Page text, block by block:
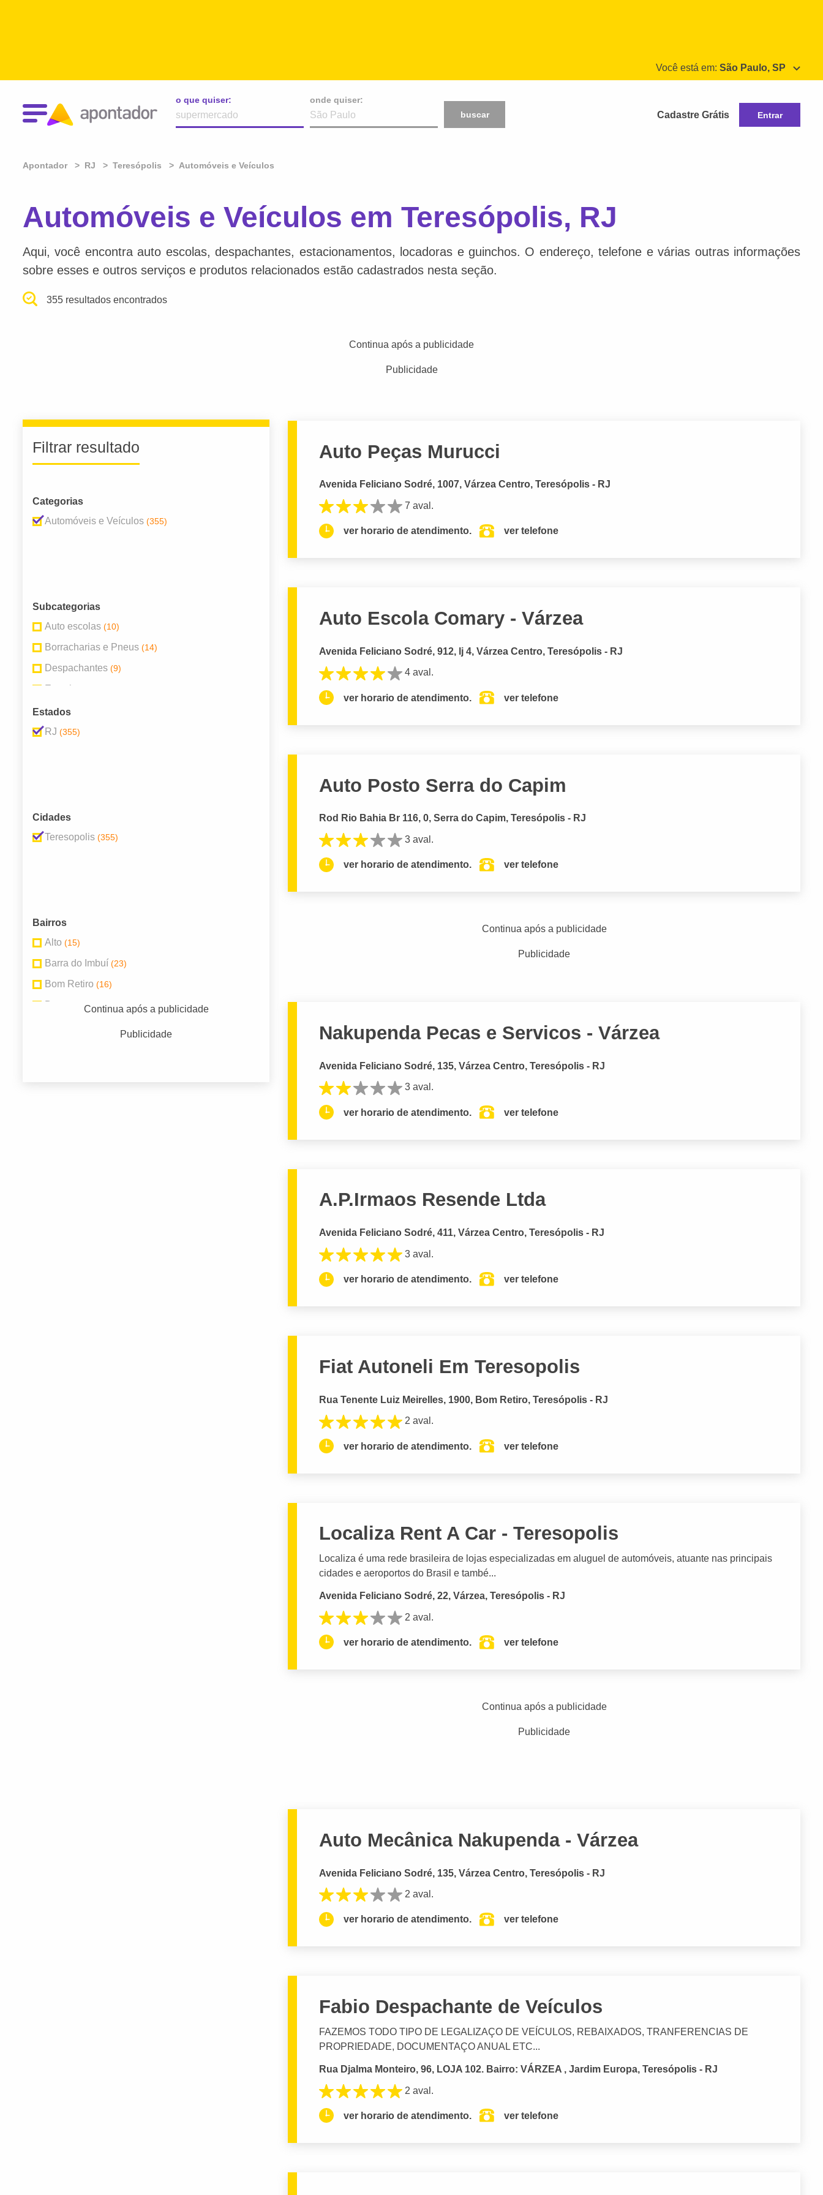
Você está em: São Paulo, SP
o que quiser:
onde quiser:
buscar
Cadastre Grátis Entrar
Apontador RJ Teresópolis Automóveis e Veículos
Automóveis e Veículos em Teresópolis, RJ
Aqui, você encontra auto escolas, despachantes, estacionamentos, locadoras e guinchos. O endereço, telefone e várias outras informações
sobre esses e outros serviços e produtos relacionados estão cadastrados nesta seção.
355 resultados encontrados
Continua após a publicidade
Publicidade
Filtrar resultado
Categorias
Automóveis e Veículos (355)
Subcategorias
Auto escolas (10)
Borracharias e Pneus (14)
Despachantes (9)
Estacionamentos
Lava-Rápido
Locadoras de Veículos
Revendedores e Concessionárias
Estados
RJ (355)
Cidades
Teresopolis (355)
Bairros
Alto (15)
Barra do Imbuí (23)
Bom Retiro (16)
Bonsucesso(7)
Continua após a publicidade
Publicidade
Auto Peças Murucci
Avenida Feliciano Sodré, 1007, Várzea Centro, Teresópolis - RJ
7 aval.
ver horario de atendimento. ver telefone
Auto Escola Comary - Várzea
Avenida Feliciano Sodré, 912, lj 4, Várzea Centro, Teresópolis - RJ
4 aval.
ver horario de atendimento. ver telefone
Auto Posto Serra do Capim
Rod Rio Bahia Br 116, 0, Serra do Capim, Teresópolis - RJ
3 aval.
ver horario de atendimento. ver telefone
Continua após a publicidade
Publicidade
Nakupenda Pecas e Servicos - Várzea
Avenida Feliciano Sodré, 135, Várzea Centro, Teresópolis - RJ
3 aval.
ver horario de atendimento. ver telefone
A.P.Irmaos Resende Ltda
Avenida Feliciano Sodré, 411, Várzea Centro, Teresópolis - RJ
3 aval.
ver horario de atendimento. ver telefone
Fiat Autoneli Em Teresopolis
Rua Tenente Luiz Meirelles, 1900, Bom Retiro, Teresópolis - RJ
2 aval.
ver horario de atendimento. ver telefone
Localiza Rent A Car - Teresopolis
Localiza é uma rede brasileira de lojas especializadas em aluguel de automóveis, atuante nas principais
cidades e aeroportos do Brasil e també...
Avenida Feliciano Sodré, 22, Várzea, Teresópolis - RJ
2 aval.
ver horario de atendimento. ver telefone
Continua após a publicidade
Publicidade
Auto Mecânica Nakupenda - Várzea
Avenida Feliciano Sodré, 135, Várzea Centro, Teresópolis - RJ
2 aval.
ver horario de atendimento. ver telefone
Fabio Despachante de Veículos
FAZEMOS TODO TIPO DE LEGALIZAÇO DE VEÍCULOS, REBAIXADOS, TRANFERENCIAS DE
PROPRIEDADE, DOCUMENTAÇO ANUAL ETC...
Rua Djalma Monteiro, 96, LOJA 102. Bairro: VÁRZEA , Jardim Europa, Teresópolis - RJ
2 aval.
ver horario de atendimento. ver telefone